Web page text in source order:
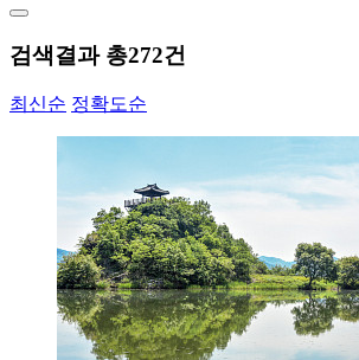
검색결과 총272건
최신순 정확도순